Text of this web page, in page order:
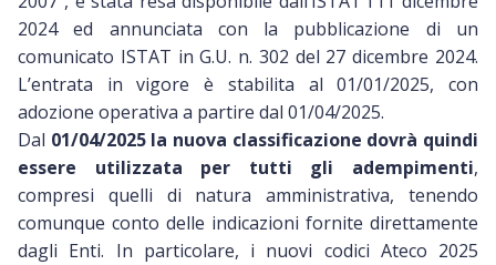
2024 ed annunciata con la pubblicazione di un
comunicato ISTAT in G.U. n. 302 del 27 dicembre 2024.
L’entrata in vigore è stabilita al 01/01/2025, con
adozione operativa a partire dal 01/04/2025.
Dal 01/04/2025 la nuova classificazione dovrà quindi
essere utilizzata per tutti gli adempimenti,
compresi quelli di natura amministrativa, tenendo
comunque conto delle indicazioni fornite direttamente
dagli Enti. In particolare, i nuovi codici Ateco 2025